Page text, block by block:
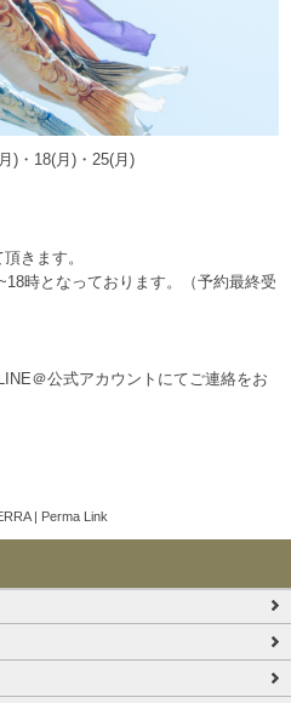
)・18(月)・25(月)
きます。
時となっております。（予約最終受
＠公式アカウント にてご連絡をお
| Perma Link